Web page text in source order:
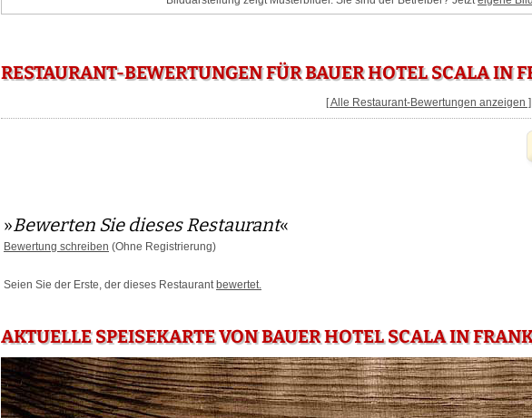
RESTAURANT-BEWERTUNGEN FÜR BAUER HOTEL SCALA IN
[ Alle Restaurant-Bewertungen anzeigen ]
»Bewerten Sie dieses Restaurant«
Bewertung schreiben (Ohne Registrierung)
Seien Sie der Erste, der dieses Restaurant bewertet.
AKTUELLE SPEISEKARTE VON BAUER HOTEL SCALA IN